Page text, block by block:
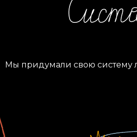
Мы придумали свою систему